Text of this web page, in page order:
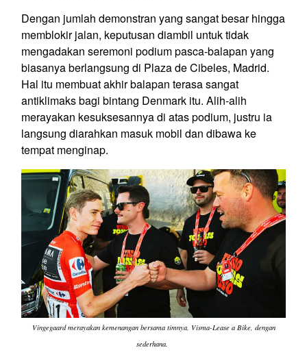
Dengan jumlah demonstran yang sangat besar hingga
memblokir jalan, keputusan diambil untuk tidak
mengadakan seremoni podium pasca-balapan yang
biasanya berlangsung di Plaza de Cibeles, Madrid.
Hal itu membuat akhir balapan terasa sangat
antiklimaks bagi bintang Denmark itu. Alih-alih
merayakan kesuksesannya di atas podium, justru ia
langsung diarahkan masuk mobil dan dibawa ke
tempat menginap.
Vingegaard merayakan kemenangan bersama timnya, Visma-Lease a Bike, dengan
sederhana.